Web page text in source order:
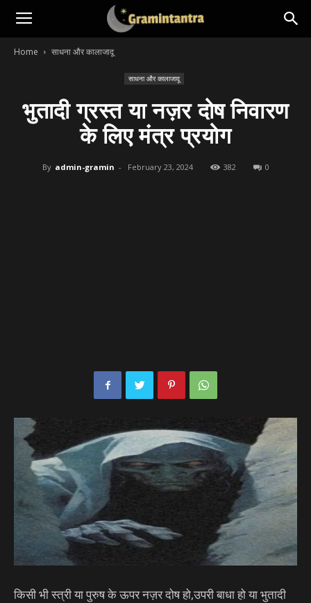
Home साधना और कालाजादू
साधना और कालाजादू
भुतादी ग्रस्त या नज़र दोष निवारण
के लिए मंत्र प्रयोग
By admin-gramin - February 23, 2024 382 0
किसी भी स्त्री या पुरुष के ऊपर नज़र दोष हो,उपरी बाधा हो या भुतादी